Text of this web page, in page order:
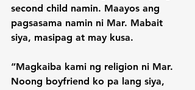
second child namin. Maayos ang
pagsasama namin ni Mar. Mabait
siya, masipag at may kusa.
“Magkaiba kami ng religion ni Mar.
Noong boyfriend ko pa lang siya,